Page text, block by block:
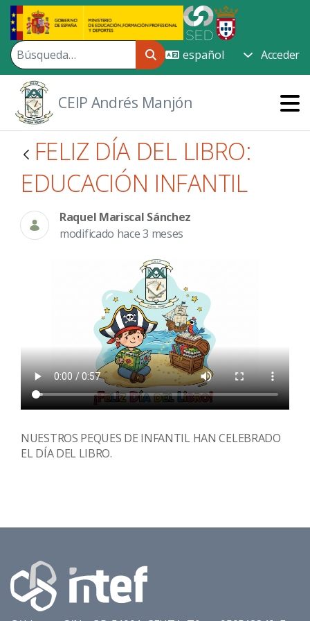
Saltar al contenido principal
Acceder
CEIP Andrés Manjón
FELIZ DÍA DEL LIBRO:
EDUCACIÓN INFANTIL
Raquel Mariscal Sánchez
modificado hace 3 meses
NUESTROS PEQUES DE INFANTIL HAN CELEBRADO
EL DÍA DEL LIBRO.